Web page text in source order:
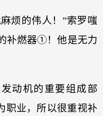
烦的伟人！”索罗嗤
补燃器①！他是无力
动机的重要组成部
职业，所以很重视补